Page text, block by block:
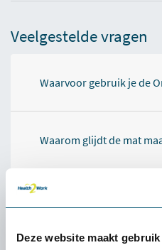
Deze website maakt
Veelgestelde vragen
Waarvoor gebruik je de
Waarom glijdt de mat